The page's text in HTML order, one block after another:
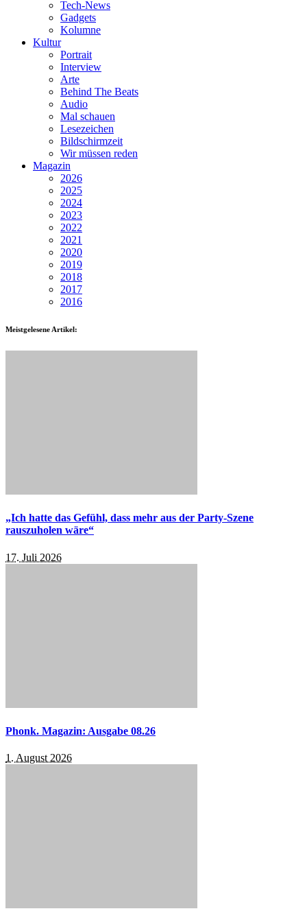
Tech-News
Gadgets
Kolumne
Kultur
Portrait
Interview
Arte
Behind The Beats
Audio
Mal schauen
Lesezeichen
Bildschirmzeit
Wir müssen reden
Magazin
2026
2025
2024
2023
2022
2021
2020
2019
2018
2017
2016
Meistgelesene Artikel:
„Ich hatte das Gefühl, dass mehr aus der Party-Szene
rauszuholen wäre“
17. Juli 2026
Phonk. Magazin: Ausgabe 08.26
1. August 2026